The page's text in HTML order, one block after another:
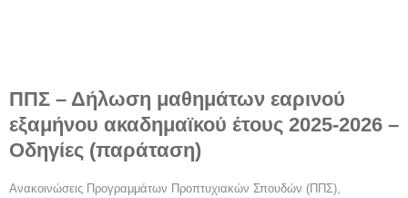
ΠΠΣ – Δήλωση μαθημάτων εαρινού
εξαμήνου ακαδημαϊκού έτους 2025-2026 –
Οδηγίες (παράταση)
Ανακοινώσεις Προγραμμάτων Προπτυχιακών Σπουδών (ΠΠΣ)